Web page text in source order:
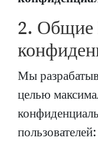
2.
Мы
целью
пользователей: